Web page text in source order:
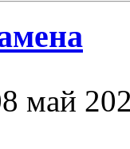
май